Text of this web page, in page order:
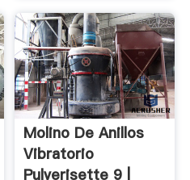
Molino De Anillos
Vibratorio
Pulverisette 9 |